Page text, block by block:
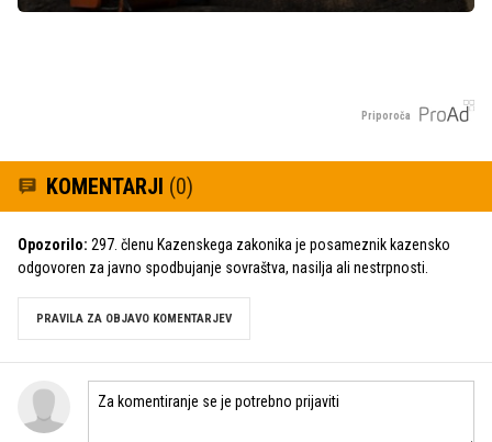
Priporoča
KOMENTARJI (0)
Opozorilo: 297. členu Kazenskega zakonika je posameznik kazensko
odgovoren za javno spodbujanje sovraštva, nasilja ali nestrpnosti.
PRAVILA ZA OBJAVO KOMENTARJEV